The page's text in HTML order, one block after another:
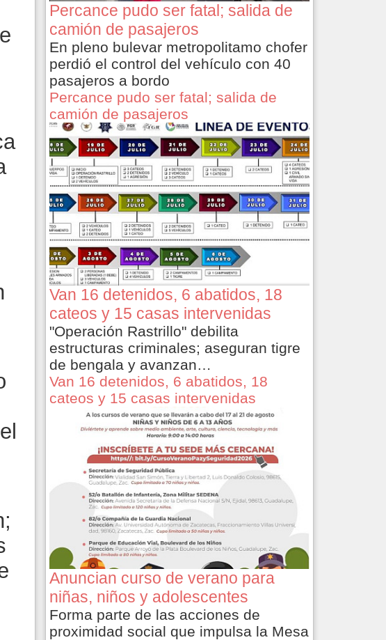
Percance pudo ser fatal; salida de
camión de pasajeros
En pleno bulevar metropolitamo chofer
perdió el control del vehículo con 40
pasajeros a bordo
Percance pudo ser fatal; salida de
camión de pasajeros
Van 16 detenidos, 6 abatidos, 18
cateos y 15 casas intervenidas
"Operación Rastrillo" debilita
estructuras criminales; aseguran tigre
de bengala y avanzan…
Van 16 detenidos, 6 abatidos, 18
cateos y 15 casas intervenidas
Anuncian curso de verano para
niñas, niños y adolescentes
Forma parte de las acciones de
proximidad social que impulsa la Mesa